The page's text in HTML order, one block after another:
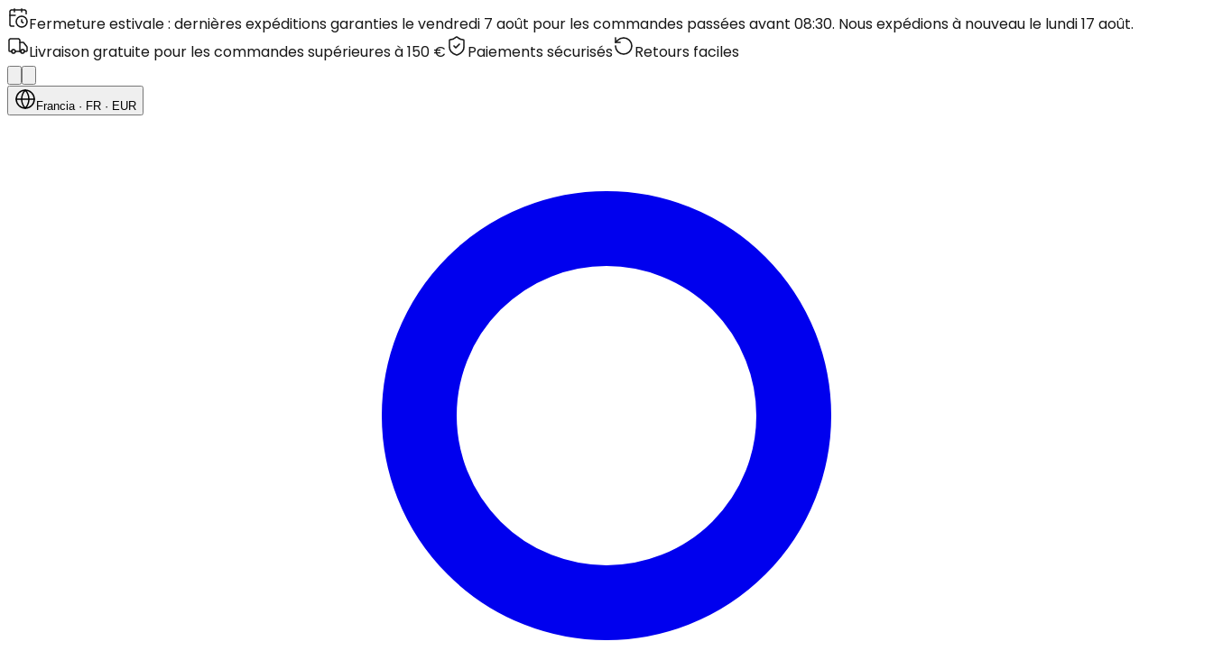
Fermeture estivale : dernières expéditions garanties le vendredi 7 août pour les commandes passées avant 08:30. Nous expédions à nouveau le lundi 17 août.
Livraison gratuite pour les commandes supérieures à 150 €
Paiements sécurisés Retours faciles
Francia· FR · EUR